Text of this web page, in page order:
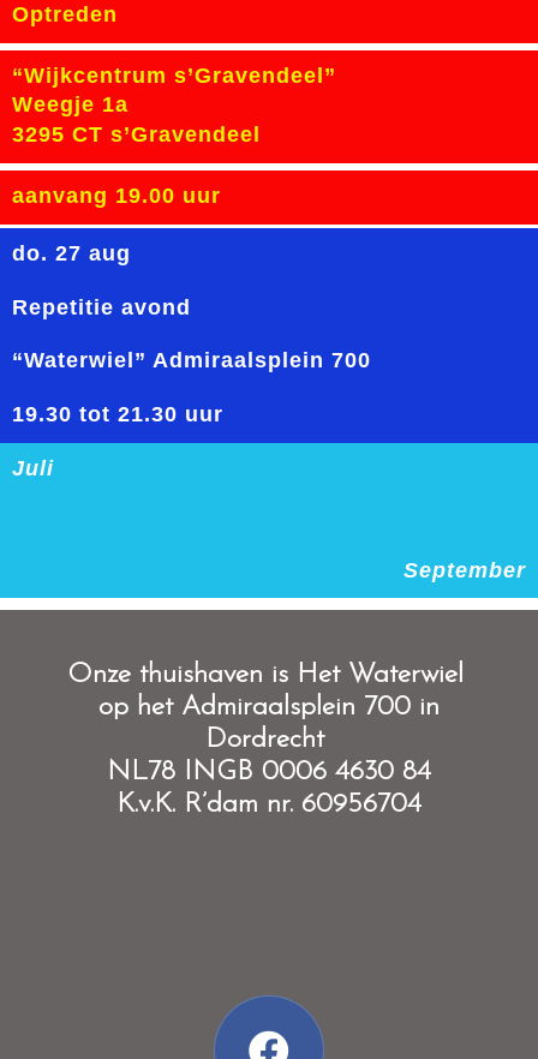
Optreden
“Wijkcentrum s’Gravendeel”
Weegje 1a
3295 CT s’Gravendeel
aanvang 19.00 uur
do. 27 aug
Repetitie avond
“Waterwiel” Admiraalsplein 700
19.30 tot 21.30 uur
Juli
September
Onze thuishaven is Het Waterwiel
op het Admiraalsplein 700 in
Dordrecht
NL78 INGB 0006 4630 84
K.v.K. R’dam nr. 60956704